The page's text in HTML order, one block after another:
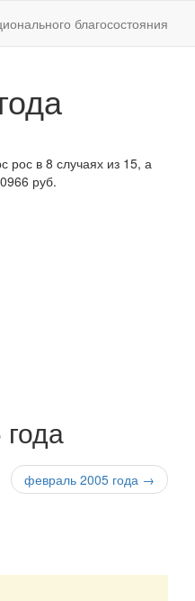
благосостояния
рос в 8 случаях из 15, а
руб.
февраль 2005 года →